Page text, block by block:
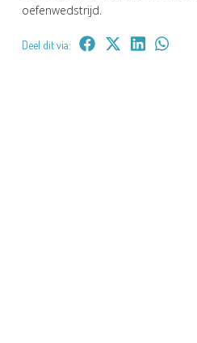
oefenwedstrijd.
Deel dit via: